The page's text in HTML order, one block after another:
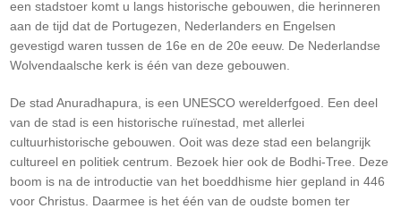
een stadstoer komt u langs historische gebouwen, die herinneren
aan de tijd dat de Portugezen, Nederlanders en Engelsen
gevestigd waren tussen de 16e en de 20e eeuw. De Nederlandse
Wolvendaalsche kerk is één van deze gebouwen.
De stad Anuradhapura, is een UNESCO werelderfgoed. Een deel
van de stad is een historische ruïnestad, met allerlei
cultuurhistorische gebouwen. Ooit was deze stad een belangrijk
cultureel en politiek centrum. Bezoek hier ook de Bodhi-Tree. Deze
boom is na de introductie van het boeddhisme hier gepland in 446
voor Christus. Daarmee is het één van de oudste bomen ter